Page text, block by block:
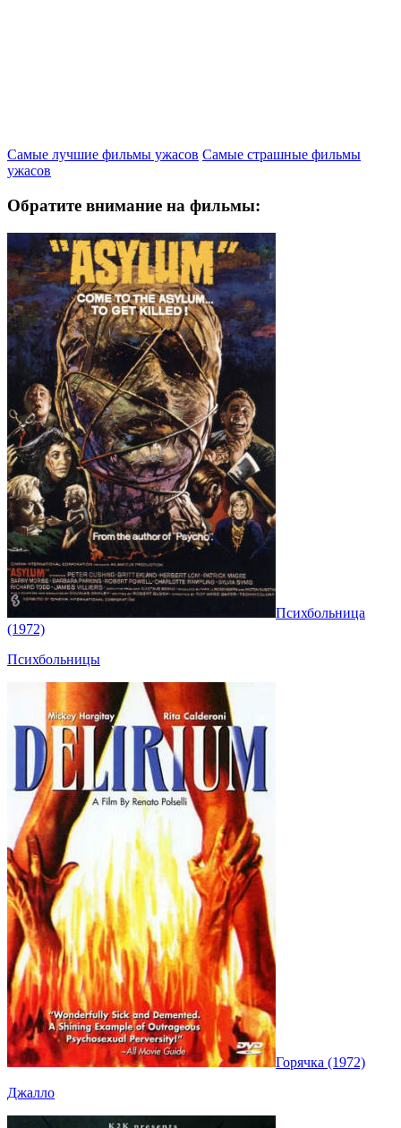
Самые лучшие фильмы ужасов Самые страшные фильмы
ужасов
Обратите внимание на фильмы:
Психбольница
(1972)
Психбольницы
Горячка (1972)
Джалло